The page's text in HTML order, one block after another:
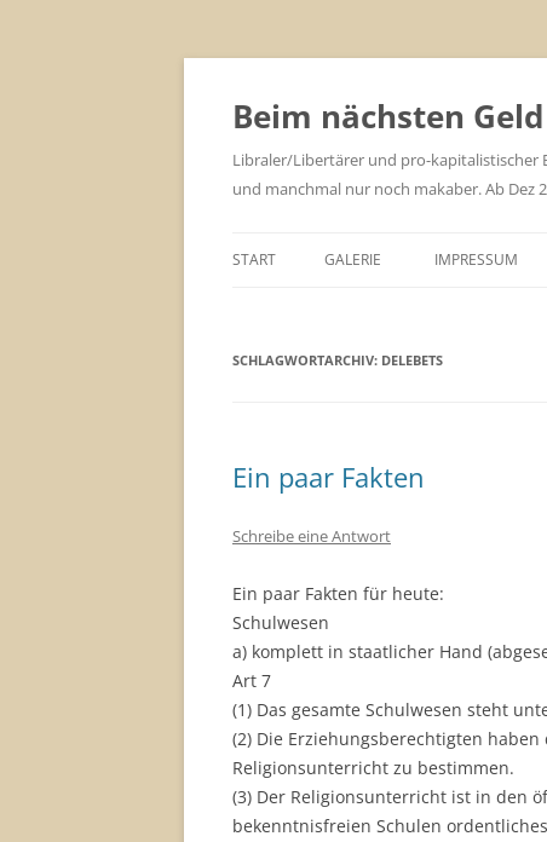
Zum
springen
Beim nächsten
Libraler/Libertärer und pro-kapitalistischer
und manchmal nur noch makaber. Ab
START GALERIE IMPRESSUM
SCHLAGWORTARCHIV: DELEBETS
Ein paar Fakten
Schreibe eine Antwort
Ein paar Fakten für heute:
Schulwesen
a) komplett in staatlicher Hand
Art 7
(1) Das gesamte Schulwesen steht
(2) Die Erziehungsberechtigten
Religionsunterricht zu bestimmen.
(3) Der Religionsunterricht ist in den
bekenntnisfreien Schulen